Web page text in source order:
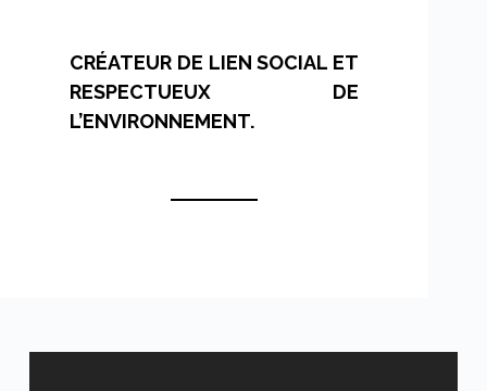
CRÉATEUR DE LIEN SOCIAL ET
RESPECTUEUX DE
L’ENVIRONNE­MENT.